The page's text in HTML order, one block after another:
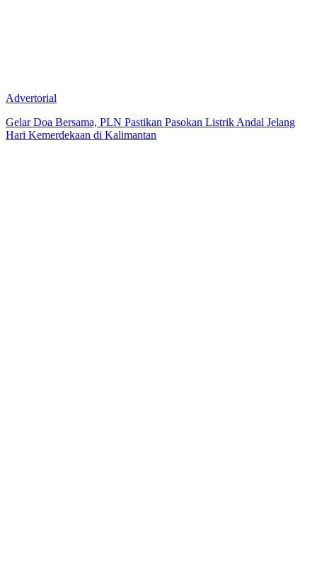
Advertorial
Gelar Doa Bersama, PLN Pastikan Pasokan Listrik Andal Jelang
Hari Kemerdekaan di Kalimantan